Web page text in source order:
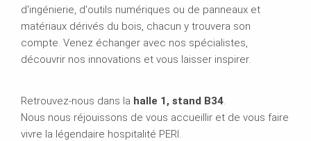
d'ingénierie, d'outils numériques ou de panneaux et
matériaux dérivés du bois, chacun y trouvera son
compte. Venez échanger avec nos spécialistes,
découvrir nos innovations et vous laisser inspirer.
Retrouvez-nous dans la halle 1, stand B34
Nous nous réjouissons de vous accueillir et de vous faire
vivre la légendaire hospitalité PERI.